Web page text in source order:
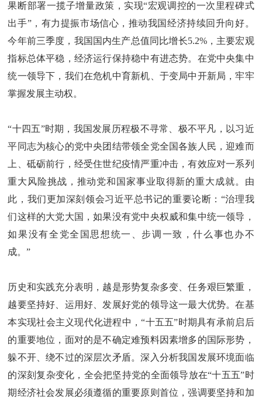
果断部署一揽子增量政策，实现“宏观调控的一次里程碑式
出手”，有力提振市场信心，推动我国经济持续回升向好。
今年前三季度，我国国内生产总值同比增长5.2%，主要宏观
指标总体平稳，经济运行保持稳中有进态势。在党中央集中
统一领导下，我们在危机中育新机、于变局中开新局，牢牢
掌握发展主动权。
“十四五”时期，我国发展历程极不寻常、极不平凡，以习近
平同志为核心的党中央团结带领全党全国各族人民，迎难而
上、砥砺前行，经受住世纪疫情严重冲击，有效应对一系列
重大风险挑战，推动党和国家事业取得新的重大成就。由
此，我们更加深刻领会习近平总书记的重要论断：“治理我
们这样的大党大国，如果没有党中央权威和集中统一领导，
如果没有全党全国思想统一、步调一致，什么事也办不
成。”
历史和实践充分表明，越是形势复杂多变、任务艰巨繁重，
越要坚持好、运用好、发展好党的领导这一最大优势。在基
本实现社会主义现代化进程中，“十五五”时期具有承前启后
的重要地位，面对的是不确定难预料因素增多的国际形势，
躲不开、绕不过的深层次矛盾。深入分析我国发展环境面临
的深刻复杂变化，全会把坚持党的全面领导放在“十五五”时
期经济社会发展必须遵循的重要原则首位，强调要坚持和加